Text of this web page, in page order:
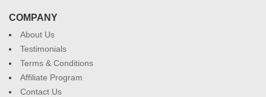
COMPANY
About Us
Testimonials
Terms & Conditions
Affiliate Program
Contact Us